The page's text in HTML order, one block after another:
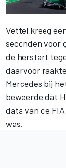
Vettel kreeg
seconden voor
de herstart
daarvoor
Mercedes bij
beweerde dat
data van de
was.